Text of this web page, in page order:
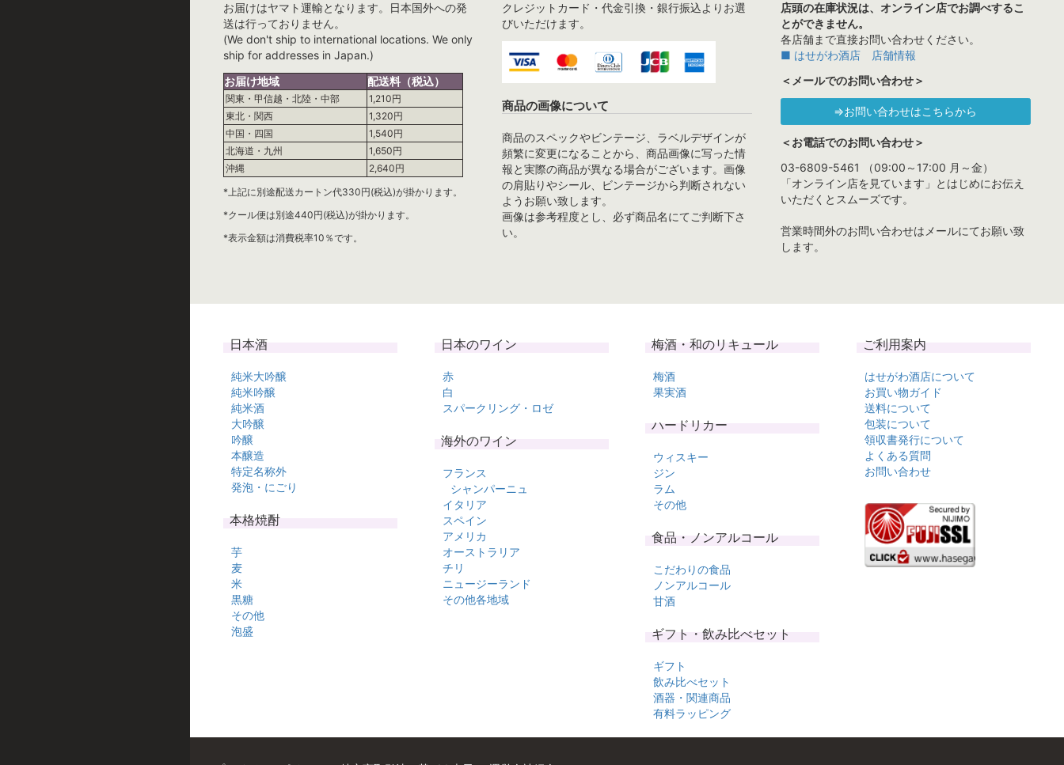
お届けはヤマト運輸となります。日本国外への発
送は行っておりません。
(We don't ship to international locations. We only
ship for addresses in Japan.)
お届け地域
配送料（税込）
関東・甲信越・北陸・中部
1,210円
東北・関西
1,320円
中国・四国
1,540円
北海道・九州
1,650円
沖縄
2,640円
*上記に別途配送カートン代330円(税込)が掛かります。
*クール便は別途440円(税込)が掛かります。
*表示金額は消費税率10％です。
クレジットカード・代金引換・銀行振込よりお選
びいただけます。
商品の画像について
商品のスペックやビンテージ、ラベルデザインが
頻繁に変更になることから、商品画像に写った情
報と実際の商品が異なる場合がございます。画像
の肩貼りやシール、ビンテージから判断されない
ようお願い致します。
画像は参考程度とし、必ず商品名にてご判断下さ
い。
店頭の在庫状況は、オンライン店でお調べするこ
とができません。
各店舗まで直接お問い合わせください。
■ はせがわ酒店 店舗情報
＜メールでのお問い合わせ＞
⇒お問い合わせはこちらから
＜お電話でのお問い合わせ＞
03-6809-5461 （09:00～17:00 月～金）
「オンライン店を見ています」とはじめにお伝え
いただくとスムーズです。
営業時間外のお問い合わせはメールにてお願い致
します。
日本酒
純米大吟醸
純米吟醸
純米酒
大吟醸
吟醸
本醸造
特定名称外
発泡・にごり
本格焼酎
芋
麦
米
黒糖
その他
泡盛
日本のワイン
赤
白
スパークリング・ロゼ
海外のワイン
フランス
シャンパーニュ
イタリア
スペイン
アメリカ
オーストラリア
チリ
ニュージーランド
その他各地域
梅酒・和のリキュール
梅酒
果実酒
ハードリカー
ウィスキー
ジン
ラム
その他
食品・ノンアルコール
こだわりの食品
ノンアルコール
甘酒
ギフト・飲み比べセット
ギフト
飲み比べセット
酒器・関連商品
有料ラッピング
ご利用案内
はせがわ酒店について
お買い物ガイド
送料について
包装について
領収書発行について
よくある質問
お問い合わせ